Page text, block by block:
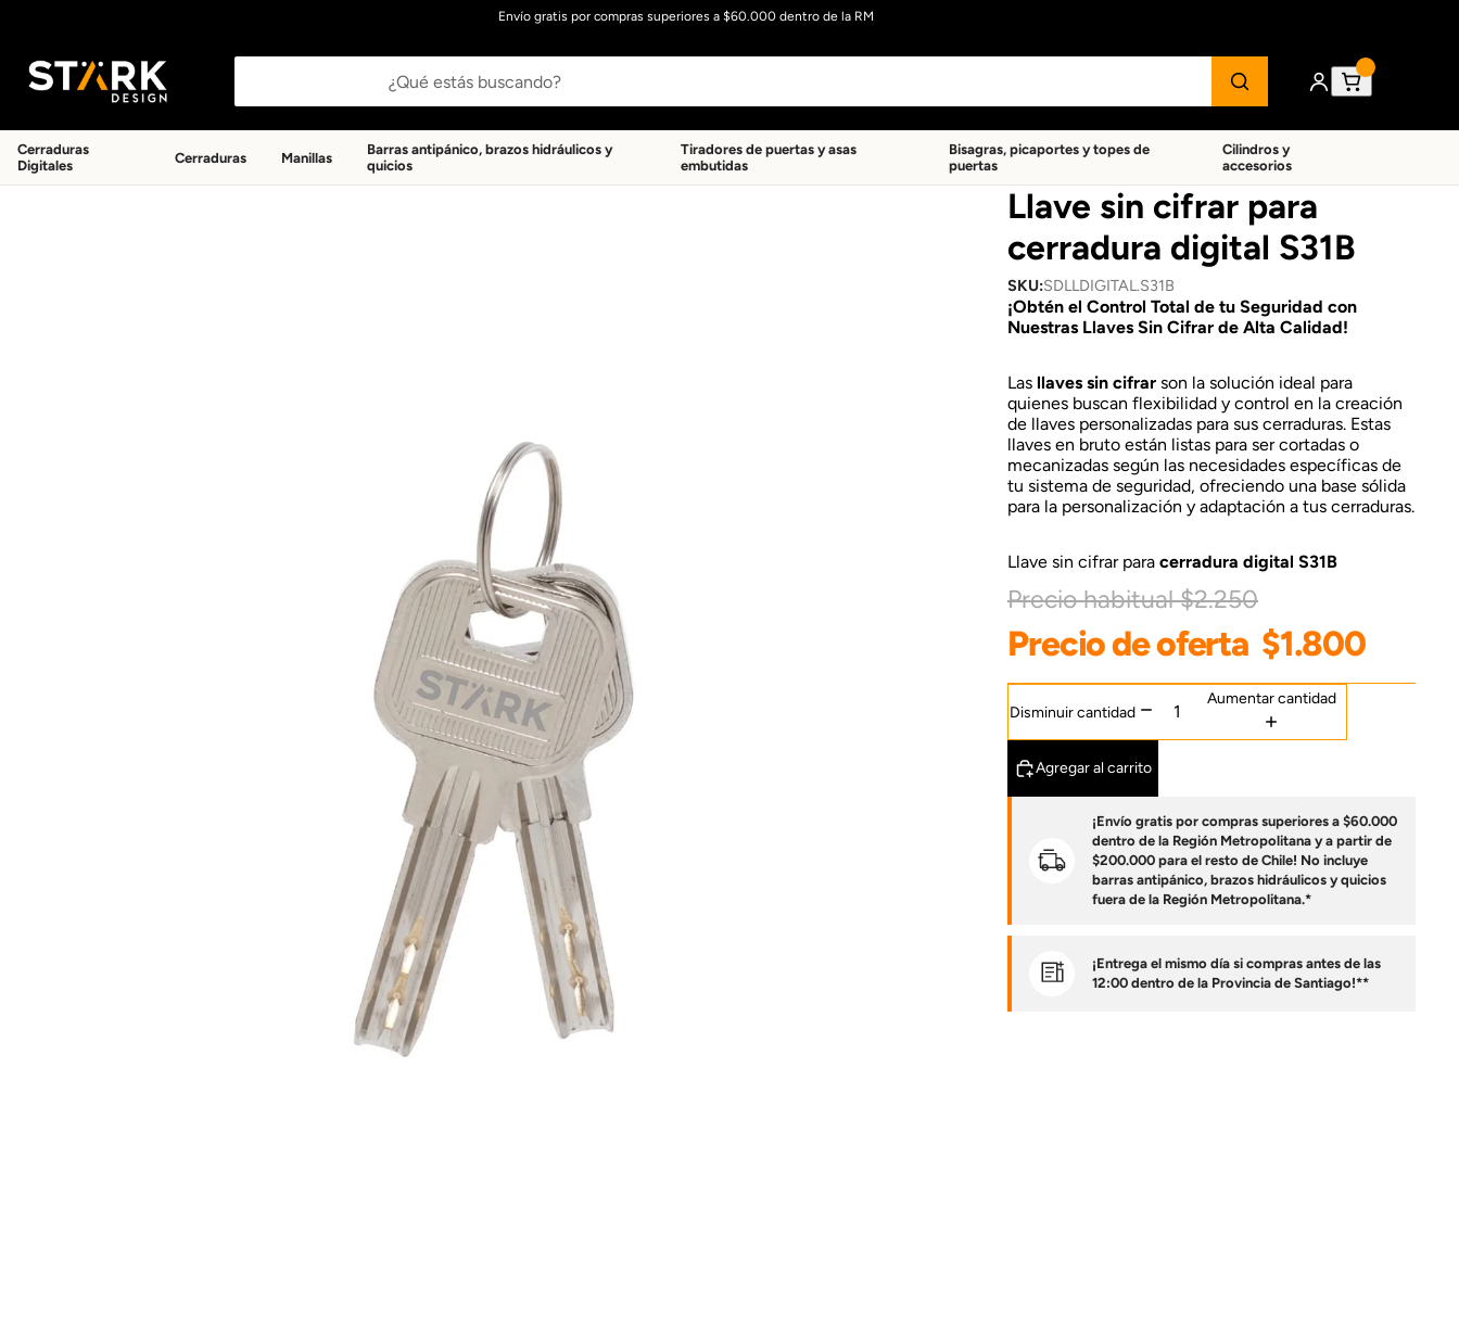
Envío gratis por compras superiores a $60.000 dentro de la RM
Cerraduras
Digitales
Cerraduras Manillas
Barras antipánico, brazos hidráulicos y
quicios
Tiradores de puertas y asas
embutidas
Bisagras, picaportes y topes de
puertas
Cilindros y
accesorios
Llave sin cifrar para
cerradura digital S31B
SKU:SDLLDIGITAL.S31B
¡Obtén el Control Total de tu Seguridad con
Nuestras Llaves Sin Cifrar de Alta Calidad!
Las llaves sin cifrar son la solución ideal para
quienes buscan flexibilidad y control en la creación
de llaves personalizadas para sus cerraduras. Estas
llaves en bruto están listas para ser cortadas o
mecanizadas según las necesidades específicas de
tu sistema de seguridad, ofreciendo una base sólida
para la personalización y adaptación a tus cerraduras.
Llave sin cifrar para cerradura digital S31B
Precio habitual$2.250
Precio de oferta $1.800
Disminuir cantidad
Aumentar cantidad
Agregar al carrito
¡Envío gratis por compras superiores a $60.000
dentro de la Región Metropolitana y a partir de
$200.000 para el resto de Chile! No incluye
barras antipánico, brazos hidráulicos y quicios
fuera de la Región Metropolitana.*
¡Entrega el mismo día si compras antes de las
12:00 dentro de la Provincia de Santiago!**